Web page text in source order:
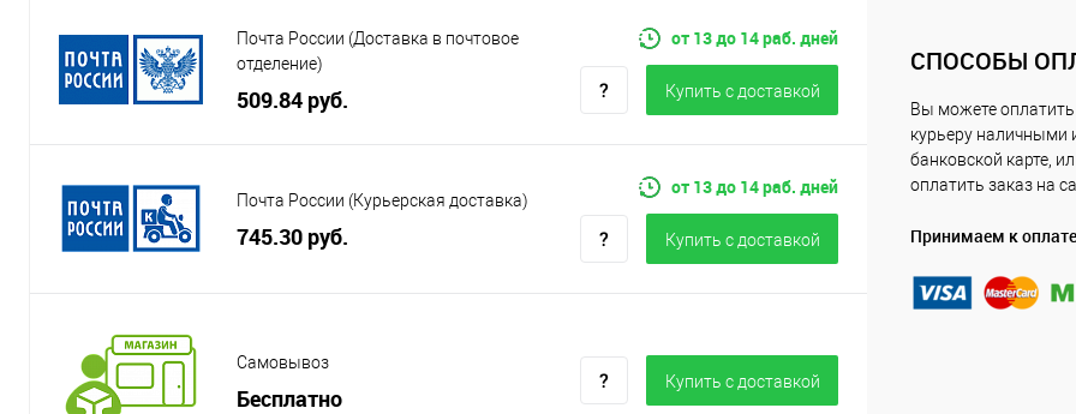
Почта России (Доставка в почтовое
отделение)
509.84 руб.
от 13 до 14 раб. дней
Купить c доставкой
Почта России (Курьерская доставка)
745.30 руб.
от 13 до 14 раб. дней
Купить c доставкой
Самовывоз
Бесплатно
Купить c доставкой
СПОСОБЫ
Вы можете оплатить
курьеру наличными
банковской карте,
оплатить заказ на
Принимаем к оплате